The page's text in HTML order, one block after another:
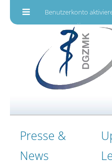
Benutzerkonto
Presse &
News